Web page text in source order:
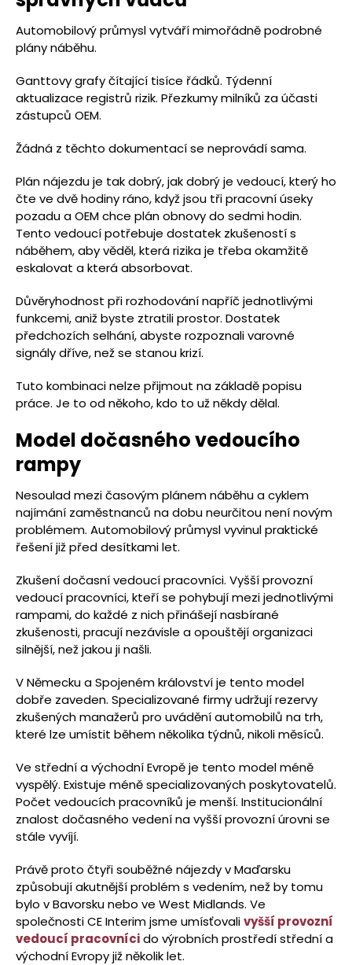
Automobilový průmysl vytváří mimořádně podrobné
plány náběhu.
Ganttovy grafy čítající tisíce řádků. Týdenní
aktualizace registrů rizik. Přezkumy milníků za účasti
zástupců OEM.
Žádná z těchto dokumentací se neprovádí sama.
Plán nájezdu je tak dobrý, jak dobrý je vedoucí, který ho
čte ve dvě hodiny ráno, když jsou tři pracovní úseky
pozadu a OEM chce plán obnovy do sedmi hodin.
Tento vedoucí potřebuje dostatek zkušeností s
náběhem, aby věděl, která rizika je třeba okamžitě
eskalovat a která absorbovat.
Důvěryhodnost při rozhodování napříč jednotlivými
funkcemi, aniž byste ztratili prostor. Dostatek
předchozích selhání, abyste rozpoznali varovné
signály dříve, než se stanou krizí.
Tuto kombinaci nelze přijmout na základě popisu
práce. Je to od někoho, kdo to už někdy dělal.
Model dočasného vedoucího
rampy
Nesoulad mezi časovým plánem náběhu a cyklem
najímání zaměstnanců na dobu neurčitou není novým
problémem. Automobilový průmysl vyvinul praktické
řešení již před desítkami let.
Zkušení dočasní vedoucí pracovníci. Vyšší provozní
vedoucí pracovníci, kteří se pohybují mezi jednotlivými
rampami, do každé z nich přinášejí nasbírané
zkušenosti, pracují nezávisle a opouštějí organizaci
silnější, než jakou ji našli.
V Německu a Spojeném království je tento model
dobře zaveden. Specializované firmy udržují rezervy
zkušených manažerů pro uvádění automobilů na trh,
které lze umístit během několika týdnů, nikoli měsíců.
Ve střední a východní Evropě je tento model méně
vyspělý. Existuje méně specializovaných poskytovatelů.
Počet vedoucích pracovníků je menší. Institucionální
znalost dočasného vedení na vyšší provozní úrovni se
stále vyvíjí.
Právě proto čtyři souběžné nájezdy v Maďarsku
způsobují akutnější problém s vedením, než by tomu
bylo v Bavorsku nebo ve West Midlands. Ve
společnosti CE Interim jsme umísťovalivyšší provozní
vedoucí pracovnícido výrobních prostředí střední a
východní Evropy již několik let.